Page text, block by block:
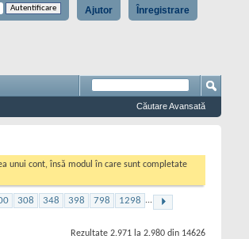
Înregistrare
Ajutor
Căutare Avansată
unui cont, însă modul în care sunt completate
308 348 398 798 1298 ...
Rezultate 2.971 la 2.980 din 14626